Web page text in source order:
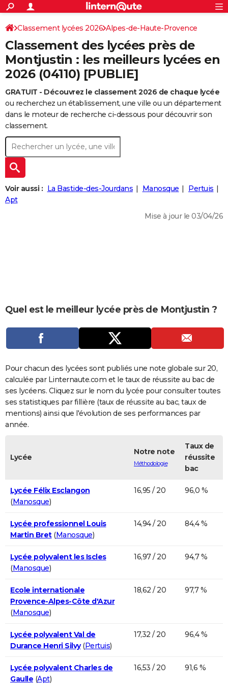
ACTUALITÉS
Politique
Société
Faits Divers
Education
Monde
Villes
+
SPORT
Coupe du monde 2026
Football
Tennis
Cyclisme
Rugby
Forum
Programme TV
TNT
Streaming
Cinéma
Sorties cinéma
Musique
+
FINANCE
Retraite
Impôts
Epargne
Immobilier
Risques naturels par ville
Banque
Assurance
Crédit
AUTO
Essais
Réserver un essai
Citadines
Berlines
SUV
Forum auto
+
HIGH-TECH
BRICOLAGE
Forum
Aménagement intérieur
Extérieur
Cuisine
Salle de bains
Jardinage
Rangement
+WEEK-END
Guides de France
Escapades
Patrimoine
Expositions
Musées
Week-end nature
+
LIFESTYLE
Art de vivre
Bien-être
Loisirs
Mode
Modes de vie
+SANTE
Dictionnaire
Biographies
Expressions
Proverbes
PROGRAMME TV
COPAINS D'AVANT
S'inscrire
Se connecter
Lycées
Collèges
Primaires
Universités
Entreprises
Service militaire
Avis de recherche
AVIS DE DÉCÈS
FORUM
Bricolage
Lifestyle
Culture
Sport
Auto
Television
Voyage
Cinema
Rechercher
S'inscrire
Connexion
Classement lycées 2026 Alpes-de-Haute-Provence
Classement des lycées près de
Montjustin : les meilleurs lycées en
2026 (04110) [PUBLIE]
GRATUIT - Découvrez le classement 2026 de chaque lycée
ou recherchez un établissement, une ville ou un département
dans le moteur de recherche ci-dessous pour découvrir son
classement.
Voir aussi : La Bastide-des-Jourdans Manosque
Pertuis
Apt
Mise à jour le 03/04/26
Quel est le meilleur lycée près de Montjustin ?
Pour chacun des lycées sont publiés une note globale sur 20,
calculée par Linternaute.com et le taux de réussite au bac de
ses lycéens. Cliquez sur le nom du lycée pour consulter toutes
ses statistiques par fillière (taux de réussite au bac, taux de
mentions) ainsi que l'évolution de ses performances par
année.
Lycée
Notre note
Méthodologie
Taux de
réussite
bac
Lycée Félix Esclangon
(Manosque)
16,95 / 20 96,0 %
Lycée professionnel Louis
Martin Bret(Manosque)
14,94 / 20 84,4 %
Lycée polyvalent les Iscles
(Manosque)
16,97 / 20 94,7 %
Ecole internationale
Provence-Alpes-Côte d'Azur
(Manosque)
18,62 / 20 97,7 %
Lycée polyvalent Val de
Durance Henri Silvy(Pertuis)
17,32 / 20 96,4 %
Lycée polyvalent Charles de
Gaulle (Apt)
16,53 / 20 91,6 %